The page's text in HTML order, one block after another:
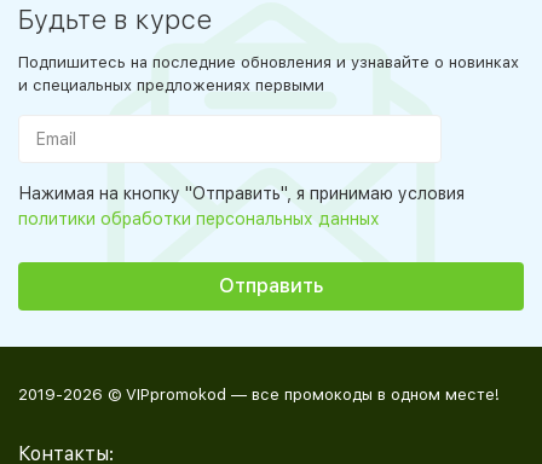
Будьте в курсе
Подпишитесь на последние обновления и узнавайте о новинках
и специальных предложениях первыми
Нажимая на кнопку "Отправить", я принимаю условия
политики обработки персональных данных
2019-2026 © VIPpromokod — все промокоды в одном месте!
Контакты: